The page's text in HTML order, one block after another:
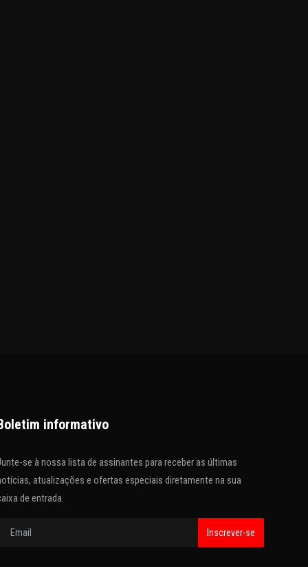
informativo
se à nossa lista de assinantes para receber as últimas
atualizações e ofertas especiais diretamente na sua
de entrada.
Inscrever-se